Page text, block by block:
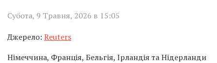
Субота, 9 Травня, 2026 в 15:05
Джерело: Reuters
Німеччина, Франція, Бельгія, Ірландія та Нідерланди